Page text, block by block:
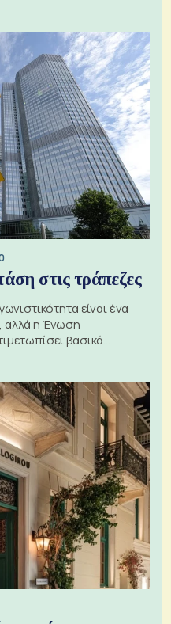
στις τράπεζες
είναι ένα
αλλά η Ένωση
βασικά